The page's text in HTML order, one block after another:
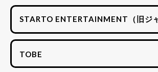
STARTO ENTERTAINMENT（旧ジ
TOBE